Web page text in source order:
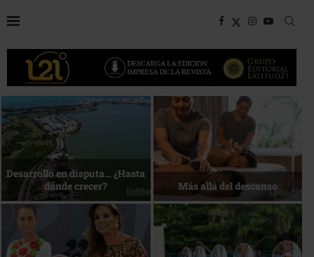
Bottega, un viaje servido a la
mesa
Energía que Impulsa la
competitividad